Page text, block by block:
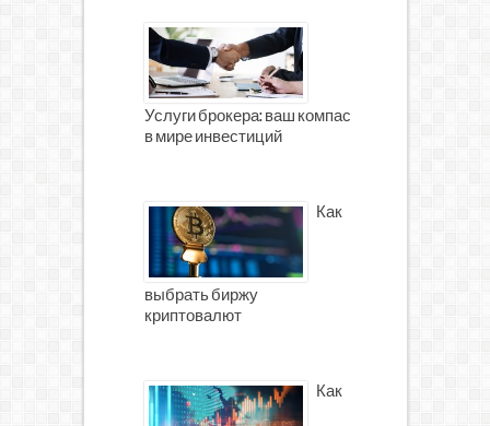
Услуги брокера: ваш компас
в мире инвестиций
Как
выбрать биржу
криптовалют
Как